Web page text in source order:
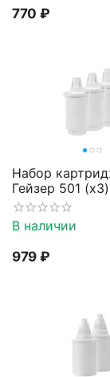
‍770‍ ₽
Набор
Гейзер 501 (х3)
В наличии
‍979‍ ₽